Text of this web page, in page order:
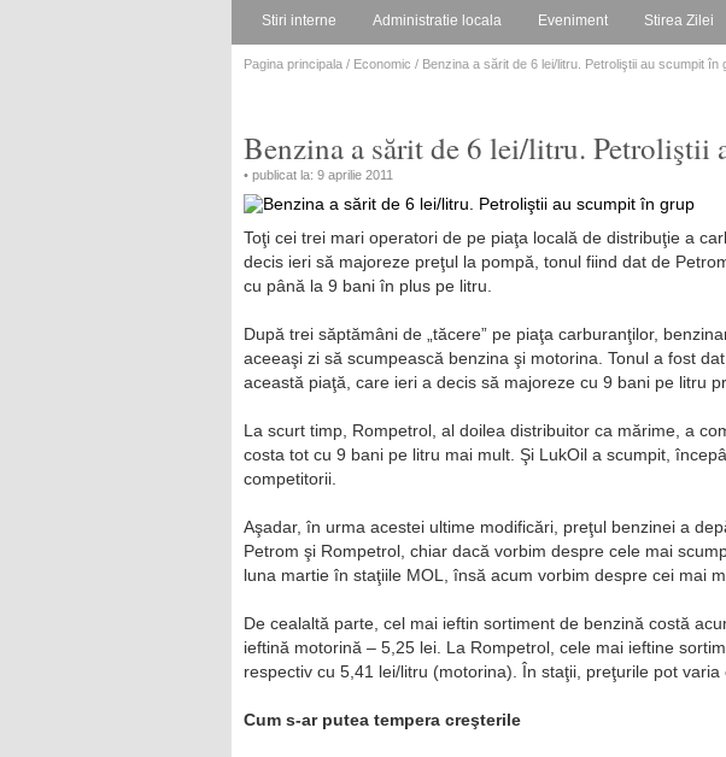
Stiri interne Administratie locala Eveniment Stirea Zilei
Pagina principala / Economic / Benzina a sărit de 6 lei/litru. Petroliştii au scumpit în
Benzina a sărit de 6 lei/litru. Petroliştii
• publicat la: 9 aprilie 2011
Toţi cei trei mari operatori de pe piaţa locală de distribuţie a
decis ieri să majoreze preţul la pompă, tonul fiind dat de
cu până la 9 bani în plus pe litru.
După trei săptămâni de „tăcere” pe piaţa carburanţilor,
aceeaşi zi să scumpească benzina şi motorina. Tonul a fost
această piaţă, care ieri a decis să majoreze cu 9 bani pe litru
La scurt timp, Rompetrol, al doilea distribuitor ca mărime, a
costa tot cu 9 bani pe litru mai mult. Şi LukOil a scumpit,
competitorii.
Aşadar, în urma acestei ultime modificări, preţul benzinei a
Petrom şi Rompetrol, chiar dacă vorbim despre cele mai
luna martie în staţiile MOL, însă acum vorbim despre cei mai
De cealaltă parte, cel mai ieftin sortiment de benzină costă
ieftină motorină – 5,25 lei. La Rompetrol, cele mai ieftine
respectiv cu 5,41 lei/litru (motorina). În staţii, preţurile pot varia
Cum s-ar putea tempera creşterile